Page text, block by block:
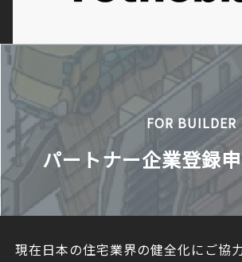
FOR BUILDER
パートナー企業登録
現在日本の住宅業界の健全化にご協